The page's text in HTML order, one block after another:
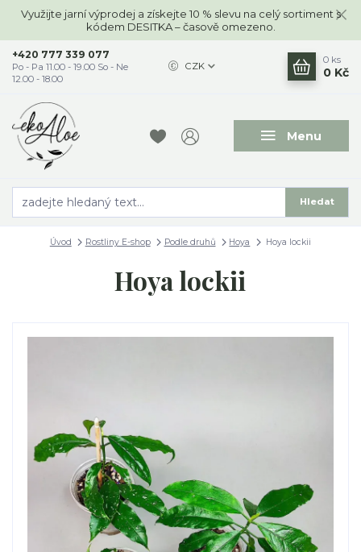
Využijte jarní výprodej a získejte 10 % slevu na celý sortiment s
kódem DESITKA – časově omezeno.
Menu
CZK
Hledat
+420 777 339 077
Po - Pa 11.00 - 19.00 So - Ne
12.00 - 18.00
0 ks
0 Kč
Úvod Rostliny E-shop Podle druhů Hoya Hoya lockii
Hoya lockii